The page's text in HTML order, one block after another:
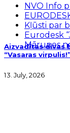
Aizvadītas divas
“Vasaras virpulis!”
13. July, 2026
NVO Info
Kļūsti par
Eurodesk
Mārupes